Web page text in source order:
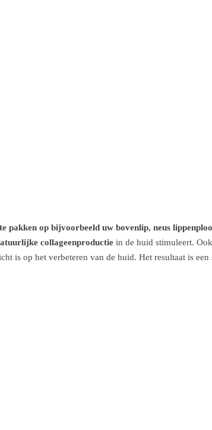
pakken op bijvoorbeeld uw bovenlip, neus
collageenproductie in de huid stimuleert.
is op het verbeteren van de huid. Het resultaat is